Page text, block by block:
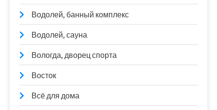
Водолей, банный комплекс
Водолей, сауна
Вологда, дворец спорта
Восток
Всё для дома